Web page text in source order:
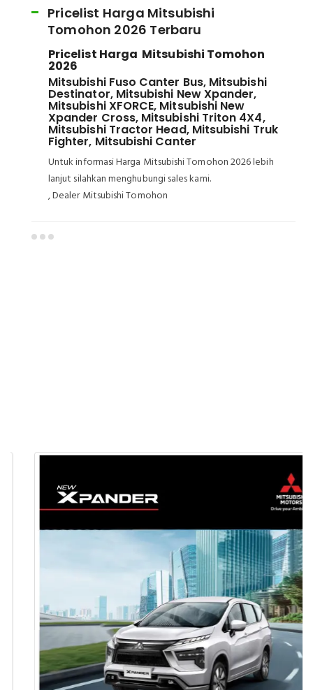
Pricelist Harga Mitsubishi
Tomohon 2026 Terbaru
Pricelist Harga Mitsubishi Tomohon
2026
Mitsubishi Fuso Canter Bus, Mitsubishi
Destinator, Mitsubishi New Xpander,
Mitsubishi XFORCE, Mitsubishi New
Xpander Cross, Mitsubishi Triton 4X4,
Mitsubishi Tractor Head, Mitsubishi Truk
Fighter, Mitsubishi Canter
Untuk informasi Harga Mitsubishi Tomohon 2026 lebih
lanjut silahkan menghubungi sales kami.
, Dealer Mitsubishi Tomohon